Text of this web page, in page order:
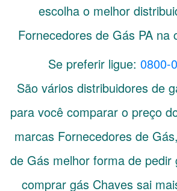
escolha o melhor
Fornecedores de Gás PA na
Se preferir ligue: 0800-
São vários distribuidores de
para você comparar o preço
marcas Fornecedores de
de Gás melhor forma de pedir
comprar gás Chaves sai